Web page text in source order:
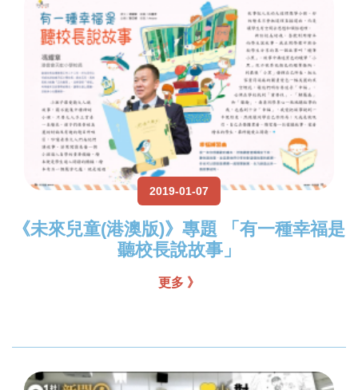
2019-01-07
《未來兒童(港澳版)》專題 「有一種幸福是
聽校長說故事」
更多 》